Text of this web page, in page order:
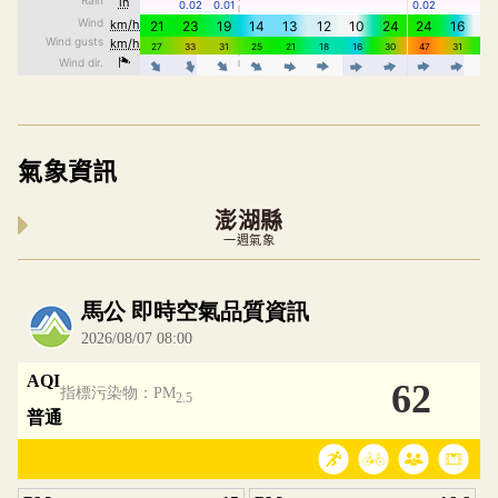
氣象資訊
澎湖縣
一週氣象
內嵌空氣品質小工具為視覺預覽，完整即時空